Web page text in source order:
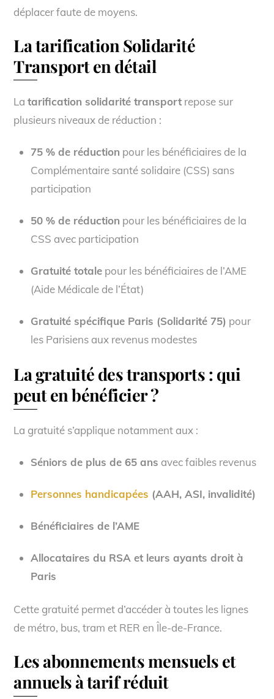
déplacer faute de moyens.
La tarification Solidarité
Transport en détail
Latarification solidarité transport repose sur
plusieurs niveaux de réduction :
75 % de réduction pour les bénéficiaires de la
Complémentaire santé solidaire (CSS) sans
participation
50 % de réduction pour les bénéficiaires de la
CSS avec participation
Gratuité totalepour les bénéficiaires de l’AME
(Aide Médicale de l’État)
Gratuité spécifique Paris (Solidarité 75) pour
les Parisiens aux revenus modestes
La gratuité des transports : qui
peut en bénéficier ?
La gratuité s’applique notamment aux :
Séniors de plus de 65 ans avec faibles revenus
Personnes handicapées (AAH, ASI, invalidité)
Bénéficiaires de l’AME
Allocataires du RSA et leurs ayants droit à
Paris
Cette gratuité permet d’accéder à toutes les lignes
de métro, bus, tram et RER en Île-de-France.
Les abonnements mensuels et
annuels à tarif réduit